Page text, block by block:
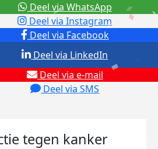
Deel via Facebook
Deel via Instagram
Deel via e-mail
Deel via SMS
Deel via LinkedIn
Deel via WhatsApp
tegen kanker